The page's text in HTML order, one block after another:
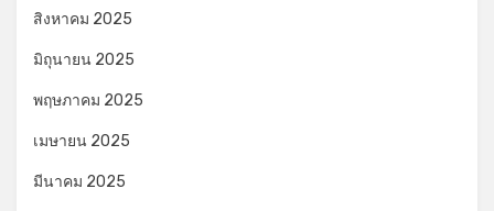
สิงหาคม 2025
มิถุนายน 2025
พฤษภาคม 2025
เมษายน 2025
มีนาคม 2025